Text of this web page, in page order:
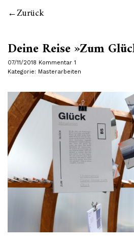
Zurück
Deine Reise »Zum
07/11/2018 Kommentar 1
Kategorie: Masterarbeiten